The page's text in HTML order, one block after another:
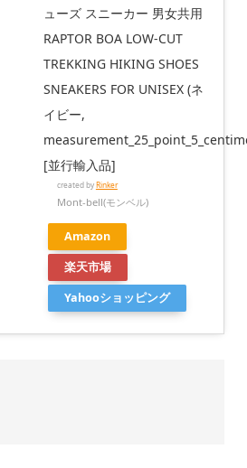
ューズ スニーカー 男女共用
RAPTOR BOA LOW-CUT
TREKKING HIKING SHOES
SNEAKERS FOR UNISEX (ネ
イビー,
[並行輸入品]
created byRinker
Mont-bell(モンベル)
Amazon
楽天市場
Yahooショッピング